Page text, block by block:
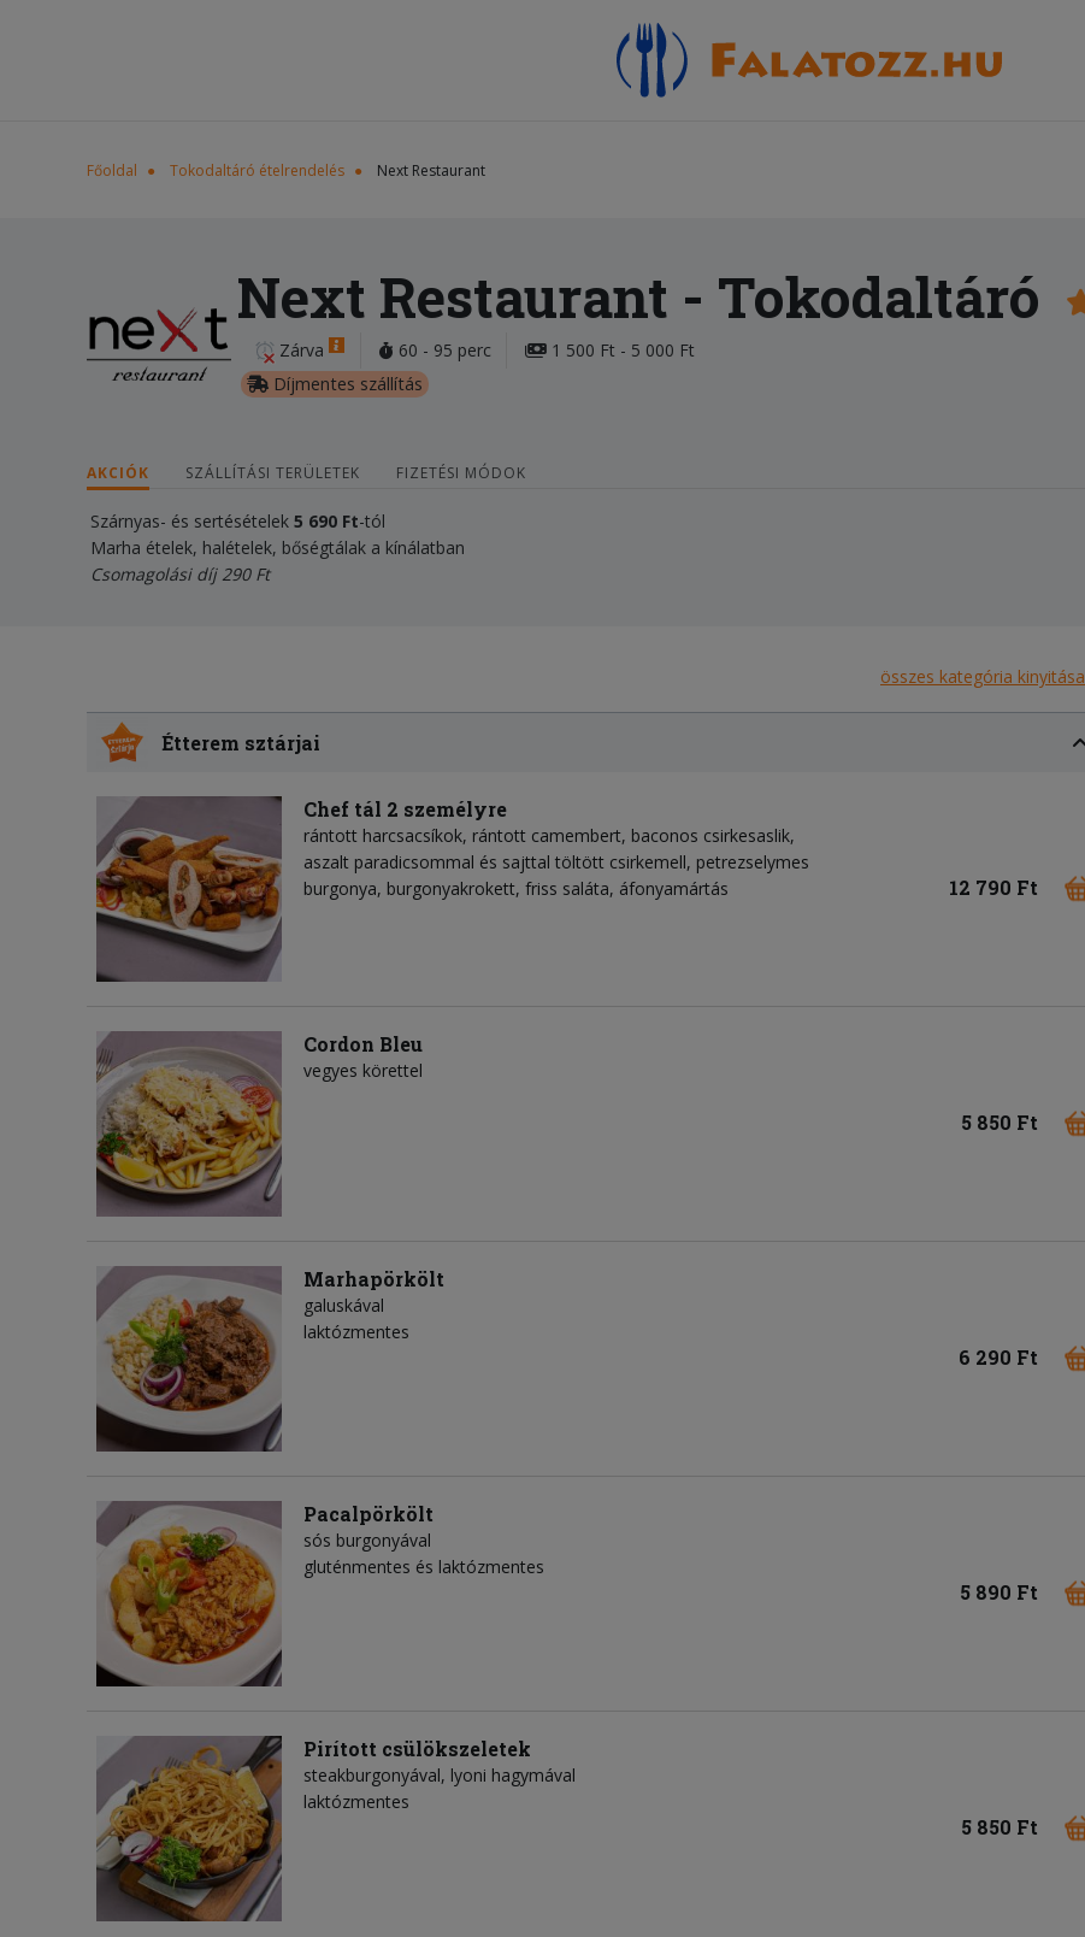
Főoldal Tokodaltáró ételrendelés Next Restaurant
Next Restaurant - Tokodaltáró
Zárva 60 - 95 perc
1 500 Ft - 5 000 Ft
Díjmentes szállítás
AKCIÓK SZÁLLÍTÁSI TERÜLETEK FIZETÉSI MÓDOK
Szárnyas- és sertésételek 5 690 Ft-tól
Marha ételek, halételek, bőségtálak a kínálatban
Csomagolási díj 290 Ft
összes kategória kinyitása
Étterem sztárjai
Chef tál 2 személyre
rántott harcsacsíkok, rántott camembert, baconos csirkesaslik,
aszalt paradicsommal és sajttal töltött csirkemell, petrezselymes
burgonya, burgonyakrokett, friss saláta, áfonyamártás
12 790 Ft
Cordon Bleu
vegyes körettel
5 850 Ft
Marhapörkölt
galuskával
laktózmentes
6 290 Ft
Pacalpörkölt
sós burgonyával
gluténmentes és laktózmentes
5 890 Ft
Pirított csülökszeletek
steakburgonyával, lyoni hagymával
laktózmentes
5 850 Ft